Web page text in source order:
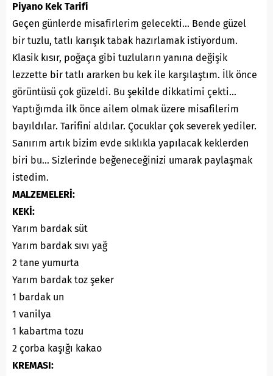
Piyano Kek Tarifi
Geçen günlerde misafirlerim gelecekti… Bende güzel
bir tuzlu, tatlı karışık tabak hazırlamak istiyordum.
Klasik kısır, poğaça gibi tuzluların yanına değişik
lezzette bir tatlı ararken bu kek ile karşılaştım. İlk önce
görüntüsü çok güzeldi. Bu şekilde dikkatimi çekti…
Yaptığımda ilk önce ailem olmak üzere misafilerim
bayıldılar. Tarifini aldılar. Çocuklar çok severek yediler.
Sanırım artık bizim evde sıklıkla yapılacak keklerden
biri bu… Sizlerinde beğeneceğinizi umarak paylaşmak
istedim.
MALZEMELERİ:
KEKİ:
Yarım bardak süt
Yarım bardak sıvı yağ
2 tane yumurta
Yarım bardak toz şeker
1 bardak un
1 vanilya
1 kabartma tozu
2 çorba kaşığı kakao
KREMASI: